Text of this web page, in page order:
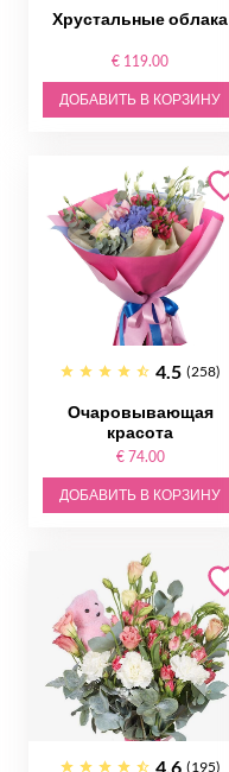
Хрустальные облака
€ 119.00
ДОБАВИТЬ В КОРЗИНУ
4.5 (258)
Очаровывающая
красота
€ 74.00
ДОБАВИТЬ В КОРЗИНУ
4.6 (195)